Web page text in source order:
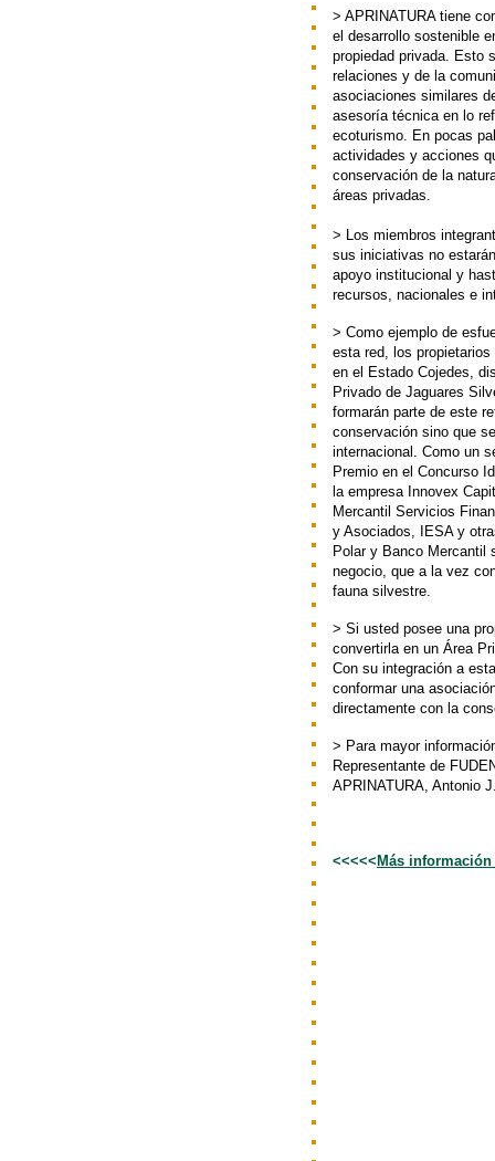
> APRINATURA tiene
el desarrollo sostenible
propiedad privada. Esto
relaciones y de la
asociaciones similares
asesoría técnica en lo
ecoturismo. En pocas
actividades y acciones
conservación de la
áreas privadas.
> Los miembros
sus iniciativas no
apoyo institucional y
recursos, nacionales e
> Como ejemplo de
esta red, los
en el Estado Cojedes,
Privado de Jaguares
formarán parte de este
conservación sino que
internacional. Como un
Premio en el Concurso
la empresa Innovex
Mercantil Servicios
y Asociados, IESA y
Polar y Banco Mercantil
negocio, que a la vez
fauna silvestre.
> Si usted posee una
convertirla en un Área
Con su integración a
conformar una
directamente con la
> Para mayor
Representante de
APRINATURA, Antonio
<<<<< Más